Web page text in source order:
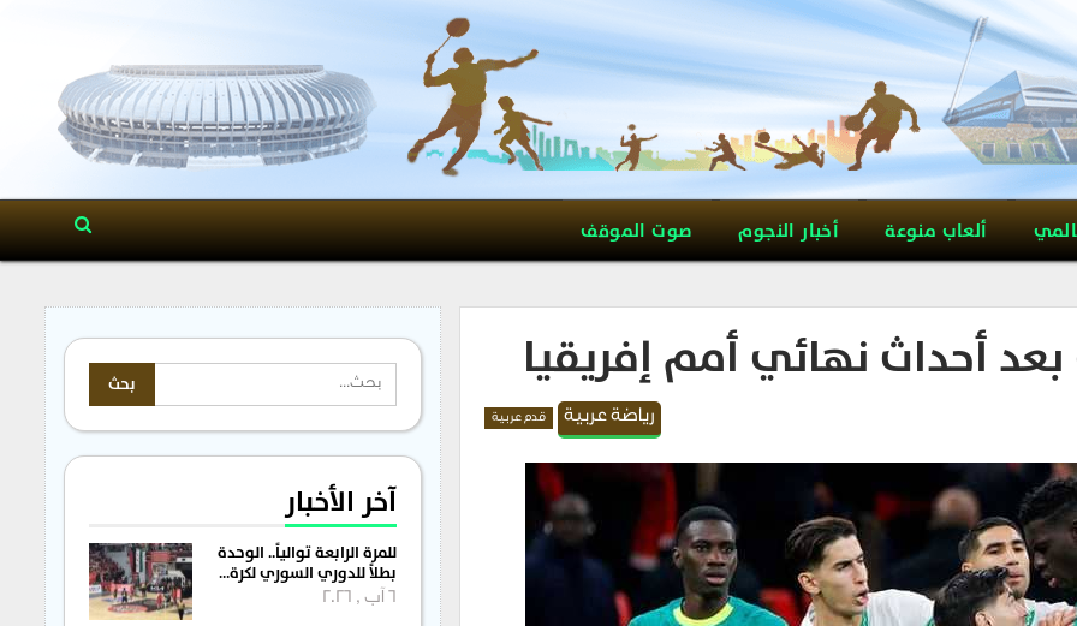
ألعاب منوعة أخبار النجوم صوت الموقف
أحداث نهائي أمم إفريقيا
رياضة عربية قدم عربية
آخر الأخبار
للمرة الرابعة توالياً.. الوحدة
بطلاً للدوري السوري لكرة…
6 آب , 2026